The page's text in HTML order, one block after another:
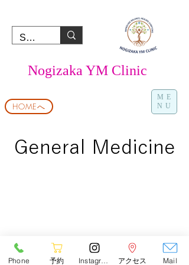
Nogizaka YM Clinic
HOMEへ
ME
NU
General Medicine
Phone 予約 アクセス Mail